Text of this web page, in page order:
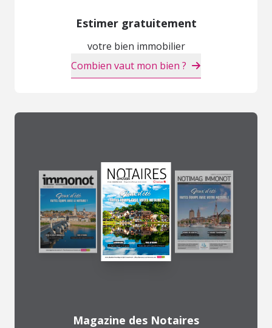
Estimer gratuitement
votre bien immobilier
Combien vaut mon bien ?
Magazine des Notaires